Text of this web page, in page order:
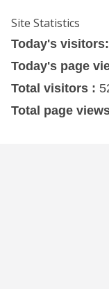
Site Statistics
Today's visitors:
Today's page
Total visitors :
Total page